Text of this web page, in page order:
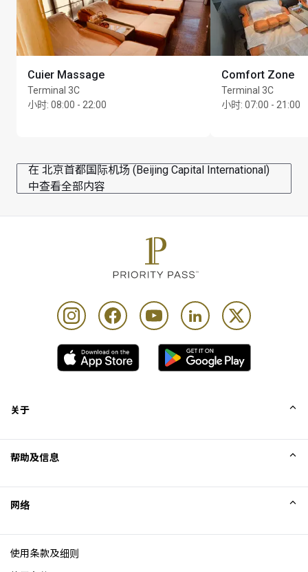
Cuier Massage
Terminal 3C
小时: 08:00 - 22:00
Comfort Zone
Terminal 3C
小时: 07:00 - 21:00
在 北京首都国际机场 (Beijing Capital International)
中查看全部内容
关于
Excellence Awards
博客
帮助及信息
网络
使用条款及细则